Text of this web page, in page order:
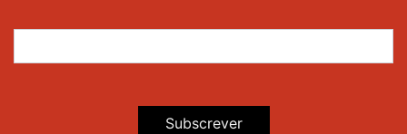
Subscrever